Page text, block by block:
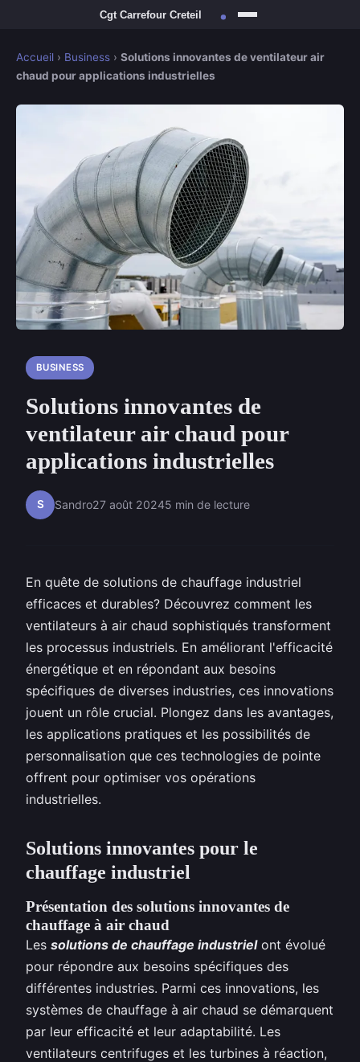
Accueil › Business › Solutions innovantes de ventilateur air
chaud pour applications industrielles
BUSINESS
Solutions innovantes de
ventilateur air chaud pour
applications industrielles
S Sandro27 août 20245 min de lecture
En quête de solutions de chauffage industriel
efficaces et durables? Découvrez comment les
ventilateurs à air chaud sophistiqués transforment
les processus industriels. En améliorant l'efficacité
énergétique et en répondant aux besoins
spécifiques de diverses industries, ces innovations
jouent un rôle crucial. Plongez dans les avantages,
les applications pratiques et les possibilités de
personnalisation que ces technologies de pointe
offrent pour optimiser vos opérations
industrielles.
Solutions innovantes pour le
chauffage industriel
Présentation des solutions innovantes de
chauffage à air chaud
Les solutions de chauffage industrielont évolué
pour répondre aux besoins spécifiques des
différentes industries. Parmi ces innovations, les
systèmes de chauffage à air chaud se démarquent
par leur efficacité et leur adaptabilité. Les
ventilateurs centrifuges et les turbines à réaction,